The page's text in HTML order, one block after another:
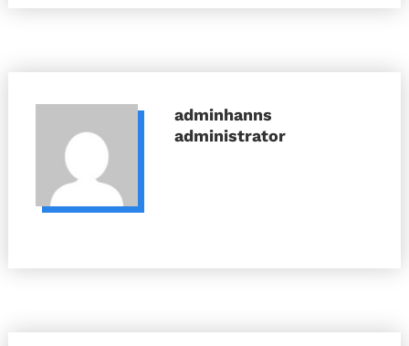
adminhanns
administrator